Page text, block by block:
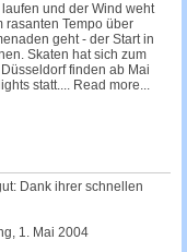
und der Wind weht
rasanten Tempo über
geht - der Start in
Skaten hat sich zum
finden ab Mai
statt.... Read more...
Dank ihrer schnellen
1. Mai 2004